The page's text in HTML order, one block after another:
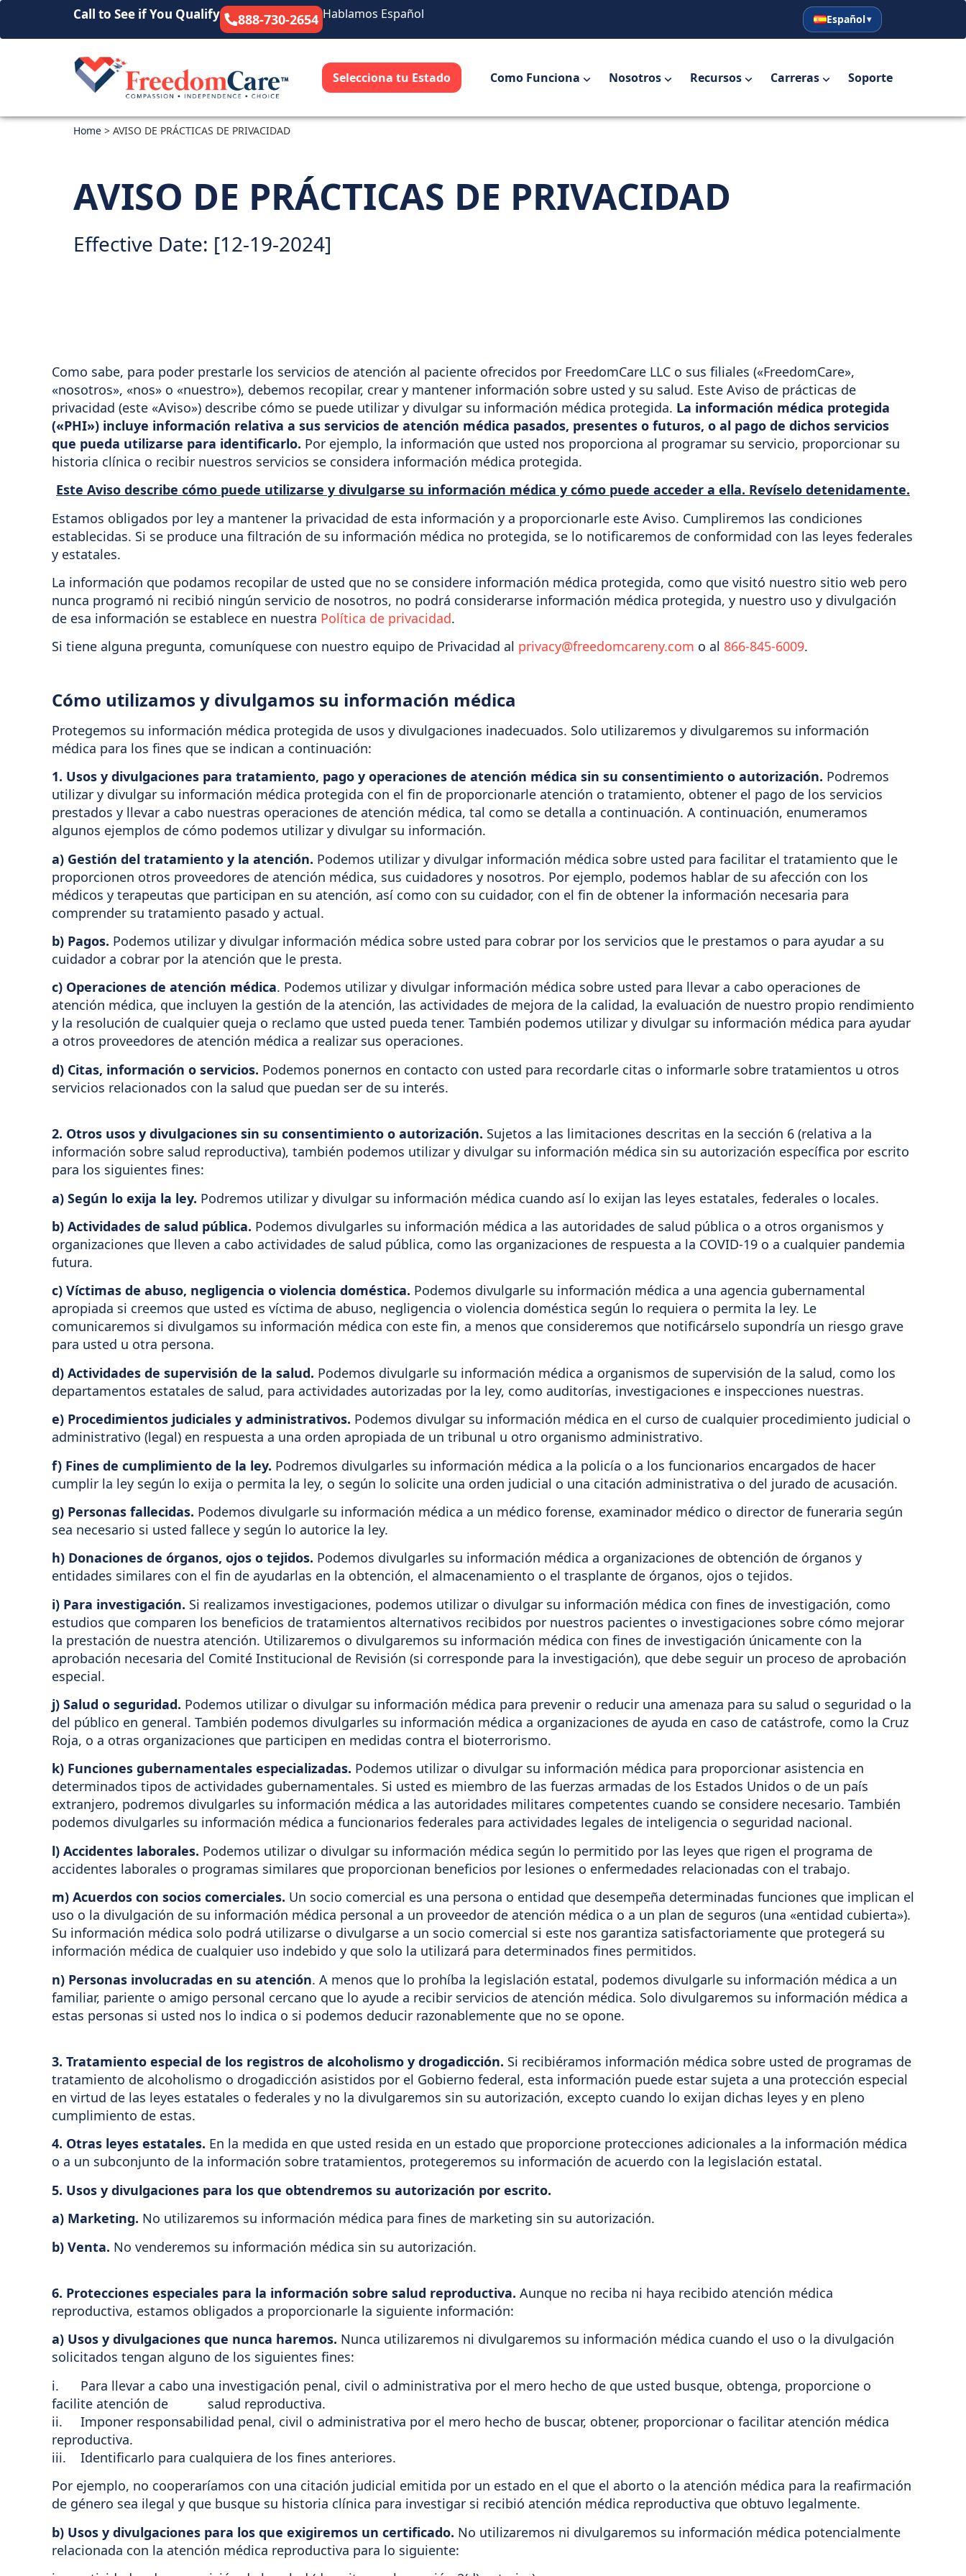
Call to See if You Qualify 888-730-2654 Hablamos Español
English
Español
Español
Selecciona tu Estado Como Funciona Nosotros Recursos Carreras Soporte
Home > AVISO DE PRÁCTICAS DE PRIVACIDAD
AVISO DE PRÁCTICAS DE PRIVACIDAD
Effective Date: [12-19-2024]
Como sabe, para poder prestarle los servicios de atención al paciente ofrecidos por FreedomCare LLC o sus filiales («FreedomCare»,
«nosotros», «nos» o «nuestro»), debemos recopilar, crear y mantener información sobre usted y su salud. Este Aviso de prácticas de
privacidad (este «Aviso») describe cómo se puede utilizar y divulgar su información médica protegida. La información médica protegida
(«PHI») incluye información relativa a sus servicios de atención médica pasados, presentes o futuros, o al pago de dichos servicios
que pueda utilizarse para identificarlo. Por ejemplo, la información que usted nos proporciona al programar su servicio, proporcionar su
historia clínica o recibir nuestros servicios se considera información médica protegida.
Este Aviso describe cómo puede utilizarse y divulgarse su información médica y cómo puede acceder a ella. Revíselo detenidamente.
Estamos obligados por ley a mantener la privacidad de esta información y a proporcionarle este Aviso. Cumpliremos las condiciones
establecidas. Si se produce una filtración de su información médica no protegida, se lo notificaremos de conformidad con las leyes federales
y estatales.
La información que podamos recopilar de usted que no se considere información médica protegida, como que visitó nuestro sitio web pero
nunca programó ni recibió ningún servicio de nosotros, no podrá considerarse información médica protegida, y nuestro uso y divulgación
de esa información se establece en nuestra Política de privacidad.
Si tiene alguna pregunta, comuníquese con nuestro equipo de Privacidad al privacy@freedomcareny.com o al 866-845-6009.
Cómo utilizamos y divulgamos su información médica
Protegemos su información médica protegida de usos y divulgaciones inadecuados. Solo utilizaremos y divulgaremos su información
médica para los fines que se indican a continuación:
1. Usos y divulgaciones para tratamiento, pago y operaciones de atención médica sin su consentimiento o autorización. Podremos
utilizar y divulgar su información médica protegida con el fin de proporcionarle atención o tratamiento, obtener el pago de los servicios
prestados y llevar a cabo nuestras operaciones de atención médica, tal como se detalla a continuación. A continuación, enumeramos
algunos ejemplos de cómo podemos utilizar y divulgar su información.
a) Gestión del tratamiento y la atención. Podemos utilizar y divulgar información médica sobre usted para facilitar el tratamiento que le
proporcionen otros proveedores de atención médica, sus cuidadores y nosotros. Por ejemplo, podemos hablar de su afección con los
médicos y terapeutas que participan en su atención, así como con su cuidador, con el fin de obtener la información necesaria para
comprender su tratamiento pasado y actual.
b) Pagos. Podemos utilizar y divulgar información médica sobre usted para cobrar por los servicios que le prestamos o para ayudar a su
cuidador a cobrar por la atención que le presta.
c) Operaciones de atención médica. Podemos utilizar y divulgar información médica sobre usted para llevar a cabo operaciones de
atención médica, que incluyen la gestión de la atención, las actividades de mejora de la calidad, la evaluación de nuestro propio rendimiento
y la resolución de cualquier queja o reclamo que usted pueda tener. También podemos utilizar y divulgar su información médica para ayudar
a otros proveedores de atención médica a realizar sus operaciones.
d) Citas, información o servicios. Podemos ponernos en contacto con usted para recordarle citas o informarle sobre tratamientos u otros
servicios relacionados con la salud que puedan ser de su interés.
2. Otros usos y divulgaciones sin su consentimiento o autorización. Sujetos a las limitaciones descritas en la sección 6 (relativa a la
información sobre salud reproductiva), también podemos utilizar y divulgar su información médica sin su autorización específica por escrito
para los siguientes fines:
a) Según lo exija la ley. Podremos utilizar y divulgar su información médica cuando así lo exijan las leyes estatales, federales o locales.
b) Actividades de salud pública. Podemos divulgarles su información médica a las autoridades de salud pública o a otros organismos y
organizaciones que lleven a cabo actividades de salud pública, como las organizaciones de respuesta a la COVID-19 o a cualquier pandemia
futura.
c) Víctimas de abuso, negligencia o violencia doméstica. Podemos divulgarle su información médica a una agencia gubernamental
apropiada si creemos que usted es víctima de abuso, negligencia o violencia doméstica según lo requiera o permita la ley. Le
comunicaremos si divulgamos su información médica con este fin, a menos que consideremos que notificárselo supondría un riesgo grave
para usted u otra persona.
d) Actividades de supervisión de la salud. Podemos divulgarle su información médica a organismos de supervisión de la salud, como los
departamentos estatales de salud, para actividades autorizadas por la ley, como auditorías, investigaciones e inspecciones nuestras.
e) Procedimientos judiciales y administrativos. Podemos divulgar su información médica en el curso de cualquier procedimiento judicial o
administrativo (legal) en respuesta a una orden apropiada de un tribunal u otro organismo administrativo.
f) Fines de cumplimiento de la ley. Podremos divulgarles su información médica a la policía o a los funcionarios encargados de hacer
cumplir la ley según lo exija o permita la ley, o según lo solicite una orden judicial o una citación administrativa o del jurado de acusación.
g) Personas fallecidas. Podemos divulgarle su información médica a un médico forense, examinador médico o director de funeraria según
sea necesario si usted fallece y según lo autorice la ley.
h) Donaciones de órganos, ojos o tejidos. Podemos divulgarles su información médica a organizaciones de obtención de órganos y
entidades similares con el fin de ayudarlas en la obtención, el almacenamiento o el trasplante de órganos, ojos o tejidos.
i) Para investigación. Si realizamos investigaciones, podemos utilizar o divulgar su información médica con fines de investigación, como
estudios que comparen los beneficios de tratamientos alternativos recibidos por nuestros pacientes o investigaciones sobre cómo mejorar
la prestación de nuestra atención. Utilizaremos o divulgaremos su información médica con fines de investigación únicamente con la
aprobación necesaria del Comité Institucional de Revisión (si corresponde para la investigación), que debe seguir un proceso de aprobación
especial.
j) Salud o seguridad. Podemos utilizar o divulgar su información médica para prevenir o reducir una amenaza para su salud o seguridad o la
del público en general. También podemos divulgarles su información médica a organizaciones de ayuda en caso de catástrofe, como la Cruz
Roja, o a otras organizaciones que participen en medidas contra el bioterrorismo.
k) Funciones gubernamentales especializadas. Podemos utilizar o divulgar su información médica para proporcionar asistencia en
determinados tipos de actividades gubernamentales. Si usted es miembro de las fuerzas armadas de los Estados Unidos o de un país
extranjero, podremos divulgarles su información médica a las autoridades militares competentes cuando se considere necesario. También
podemos divulgarles su información médica a funcionarios federales para actividades legales de inteligencia o seguridad nacional.
l) Accidentes laborales. Podemos utilizar o divulgar su información médica según lo permitido por las leyes que rigen el programa de
accidentes laborales o programas similares que proporcionan beneficios por lesiones o enfermedades relacionadas con el trabajo.
m) Acuerdos con socios comerciales. Un socio comercial es una persona o entidad que desempeña determinadas funciones que implican el
uso o la divulgación de su información médica personal a un proveedor de atención médica o a un plan de seguros (una «entidad cubierta»).
Su información médica solo podrá utilizarse o divulgarse a un socio comercial si este nos garantiza satisfactoriamente que protegerá su
información médica de cualquier uso indebido y que solo la utilizará para determinados fines permitidos.
n) Personas involucradas en su atención. A menos que lo prohíba la legislación estatal, podemos divulgarle su información médica a un
familiar, pariente o amigo personal cercano que lo ayude a recibir servicios de atención médica. Solo divulgaremos su información médica a
estas personas si usted nos lo indica o si podemos deducir razonablemente que no se opone.
3. Tratamiento especial de los registros de alcoholismo y drogadicción. Si recibiéramos información médica sobre usted de programas de
tratamiento de alcoholismo o drogadicción asistidos por el Gobierno federal, esta información puede estar sujeta a una protección especial
en virtud de las leyes estatales o federales y no la divulgaremos sin su autorización, excepto cuando lo exijan dichas leyes y en pleno
cumplimiento de estas.
4. Otras leyes estatales. En la medida en que usted resida en un estado que proporcione protecciones adicionales a la información médica
o a un subconjunto de la información sobre tratamientos, protegeremos su información de acuerdo con la legislación estatal.
5. Usos y divulgaciones para los que obtendremos su autorización por escrito.
a) Marketing. No utilizaremos su información médica para fines de marketing sin su autorización.
b) Venta. No venderemos su información médica sin su autorización.
6. Protecciones especiales para la información sobre salud reproductiva. Aunque no reciba ni haya recibido atención médica
reproductiva, estamos obligados a proporcionarle la siguiente información:
a) Usos y divulgaciones que nunca haremos. Nunca utilizaremos ni divulgaremos su información médica cuando el uso o la divulgación
solicitados tengan alguno de los siguientes fines:
i. Para llevar a cabo una investigación penal, civil o administrativa por el mero hecho de que usted busque, obtenga, proporcione o
facilite atención de salud reproductiva.
ii. Imponer responsabilidad penal, civil o administrativa por el mero hecho de buscar, obtener, proporcionar o facilitar atención médica
reproductiva.
iii. Identificarlo para cualquiera de los fines anteriores.
Por ejemplo, no cooperaríamos con una citación judicial emitida por un estado en el que el aborto o la atención médica para la reafirmación
de género sea ilegal y que busque su historia clínica para investigar si recibió atención médica reproductiva que obtuvo legalmente.
b) Usos y divulgaciones para los que exigiremos un certificado. No utilizaremos ni divulgaremos su información médica potencialmente
relacionada con la atención médica reproductiva para lo siguiente: